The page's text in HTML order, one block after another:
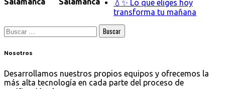
💧✨ Lo que eliges hoy
transforma tu mañana
Buscar:
Nosotros
Desarrollamos nuestros propios equipos y ofrecemos la
más alta tecnología en cada parte del proceso de